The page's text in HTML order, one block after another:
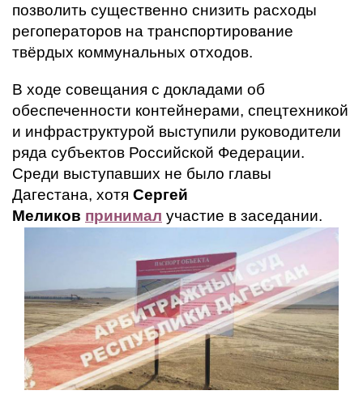
позволить существенно снизить расходы
регоператоров на транспортирование
твёрдых коммунальных отходов.
В ходе совещания с докладами об
обеспеченности контейнерами, спецтехникой
и инфраструктурой выступили руководители
ряда субъектов Российской Федерации.
Среди выступавших не было главы
Дагестана, хотя Сергей
Меликов принимал участие в заседании.